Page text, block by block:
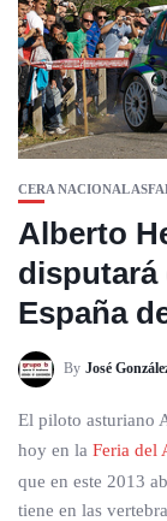
CERA NACIONAL
Alberto
disputará
España
By José
El piloto asturiano
hoy en la Feria del
que en este 2013
tiene en las